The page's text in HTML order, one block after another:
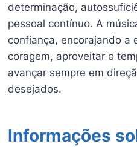
determinação,
pessoal contínuo. A
confiança, encorajando a
coragem, aproveitar o
avançar sempre em
desejados.
Informações